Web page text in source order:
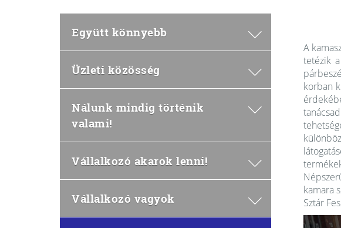
Együtt könnyebb
Üzleti közösség
Nálunk mindig történik
valami!
Vállalkozó akarok lenni!
Vállalkozó vagyok
A
tetézik
korban
kamara
Sztár